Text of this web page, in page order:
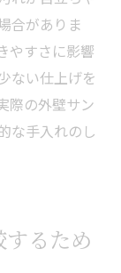
合がありま
やすさに影響
ない仕上げを
際の外壁サン
な手入れのし
るため